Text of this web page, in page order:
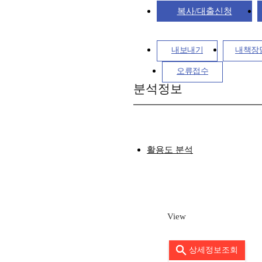
복사/대출신청
내보내기 내책장
오류접수
분석정보
활용도 분석
View
상세정보조회